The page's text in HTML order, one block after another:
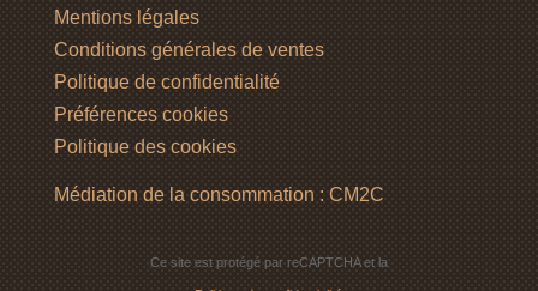
Mentions légales
Conditions générales de ventes
Politique de confidentialité
Préférences cookies
Politique des cookies
Médiation de la consommation : CM2C
Ce site est protégé par reCAPTCHA et la